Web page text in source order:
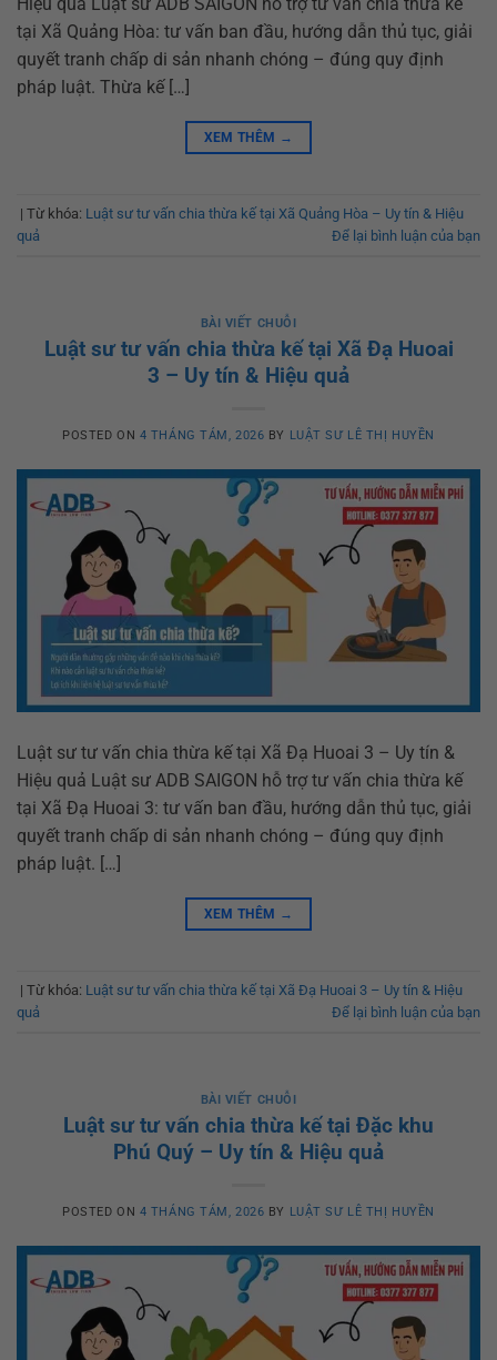
Hiệu quả Luật sư ADB SAIGON hỗ trợ tư vấn chia thừa kế
tại Xã Quảng Hòa: tư vấn ban đầu, hướng dẫn thủ tục, giải
quyết tranh chấp di sản nhanh chóng – đúng quy định
pháp luật. Thừa kế […]
XEM THÊM →
| Từ khóa: Luật sư tư vấn chia thừa kế tại Xã Quảng Hòa – Uy tín & Hiệu
quả
Để lại bình luận của bạn
BÀI VIẾT CHUỖI
Luật sư tư vấn chia thừa kế tại Xã Đạ Huoai
3 – Uy tín & Hiệu quả
POSTED ON 4 THÁNG TÁM, 2026 BY LUẬT SƯ LÊ THỊ HUYỀN
Luật sư tư vấn chia thừa kế tại Xã Đạ Huoai 3 – Uy tín &
Hiệu quả Luật sư ADB SAIGON hỗ trợ tư vấn chia thừa kế
tại Xã Đạ Huoai 3: tư vấn ban đầu, hướng dẫn thủ tục, giải
quyết tranh chấp di sản nhanh chóng – đúng quy định
pháp luật. […]
XEM THÊM →
| Từ khóa: Luật sư tư vấn chia thừa kế tại Xã Đạ Huoai 3 – Uy tín & Hiệu
quả
Để lại bình luận của bạn
BÀI VIẾT CHUỖI
Luật sư tư vấn chia thừa kế tại Đặc khu
Phú Quý – Uy tín & Hiệu quả
POSTED ON 4 THÁNG TÁM, 2026 BY LUẬT SƯ LÊ THỊ HUYỀN